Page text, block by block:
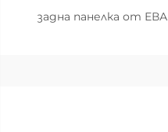
задна панелка от ЕВА